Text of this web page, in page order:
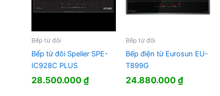
Bếp từ đôi
Bếp từ đôi Spelier SPE-
IC928C PLUS
28.500.000₫
Bếp từ đôi
Bếp điện từ Eurosun EU-
T899G
24.880.000₫